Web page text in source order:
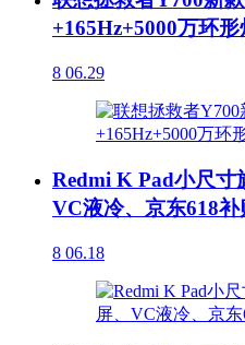
+165Hz+5000万环
8 06.29
Redmi K Pad小尺寸
VC液冷、京东618补
8 06.18